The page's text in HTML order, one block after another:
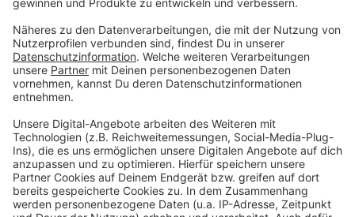
Streiks bei Bussen und Bahnen: Leverkusen kommt
glimpflich davon
KultkneipeTrendmacht wieder auf
EVL will viele neue Bäume in Pattscheid pflanzen
Anzeige